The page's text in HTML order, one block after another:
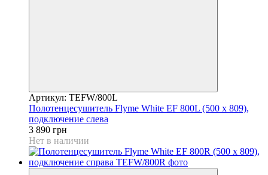
Артикул: TEFW/800L
Полотенцесушитель Flyme White EF 800L (500 х 809),
подключение слева
3 890 грн
Нет в наличии